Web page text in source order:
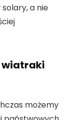
a nie
wiatraki
możemy